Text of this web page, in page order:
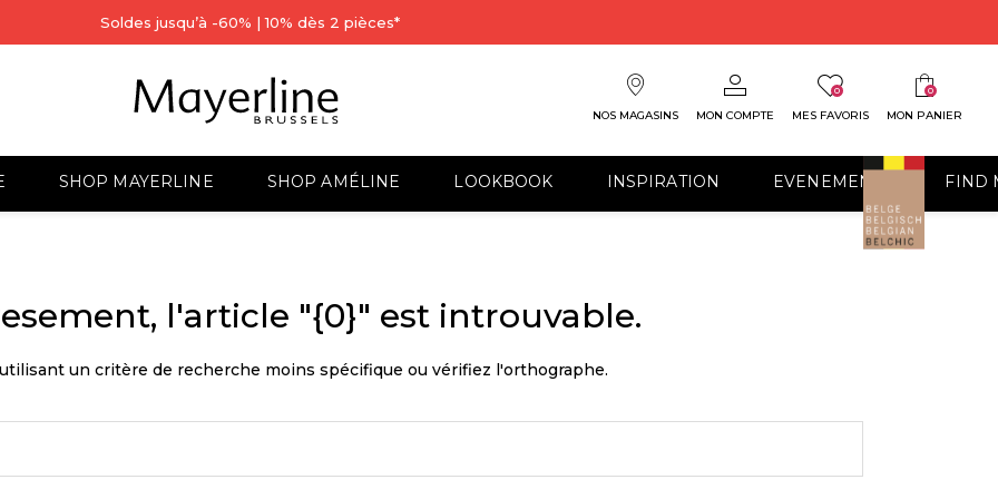
Soldes jusqu’à -60% | 10% dès 2 pièces*
NOS MAGASINS MON COMPTE
0
MES FAVORIS
0
MON PANIER
SHOP MAYERLINE SHOP AMÉLINE LOOKBOOK INSPIRATION EVENEMENTS FIND
l'article "{0}" est introuvable.
un critère de recherche moins spécifique ou vérifiez l'orthographe.